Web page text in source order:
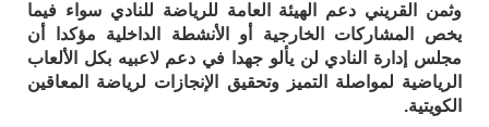
وثمن القريني دعم الهيئة العامة للرياضة للنادي سواء فيما
يخص المشاركات الخارجية أو الأنشطة الداخلية مؤكدا أن
مجلس إدارة النادي لن يألو جهدا في دعم لاعبيه بكل الألعاب
الرياضية لمواصلة التميز وتحقيق الإنجازات لرياضة المعاقين
الكويتية.